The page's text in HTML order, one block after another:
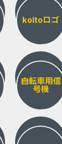
koitoロゴ
自転車用信
号機